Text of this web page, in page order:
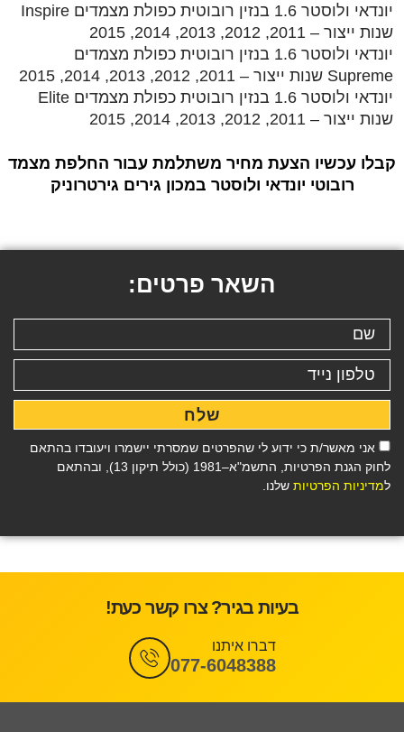
יונדאי ולוסטר 1.6 בנזין רובוטית כפולת מצמדים Inspire
שנות ייצור – 2011, 2012, 2013, 2014, 2015
יונדאי ולוסטר 1.6 בנזין רובוטית כפולת מצמדים
Supreme שנות ייצור – 2011, 2012, 2013, 2014, 2015
יונדאי ולוסטר 1.6 בנזין רובוטית כפולת מצמדים Elite
שנות ייצור – 2011, 2012, 2013, 2014, 2015
קבלו עכשיו הצעת מחיר משתלמת עבור החלפת מצמד
רובוטי יונדאי ולוסטר במכון גירים גירטרוניק
השאר פרטים:
אני מאשר/ת כי ידוע לי שהפרטים שמסרתי יישמרו ויעובדו בהתאם
לחוק הגנת הפרטיות, התשמ"א–1981 (כולל תיקון 13), ובהתאם
למדיניות הפרטיות שלנו.
שלח
בעיות בגיר? צרו קשר כעת!
דברו איתנו
077-6048388